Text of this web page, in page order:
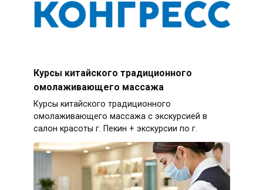
Курсы китайского традиционного
омолаживающего массажа
Курсы китайского традиционного
омолаживающего массажа с экскурсией в
салон красоты г. Пекин + экскурсии по г.